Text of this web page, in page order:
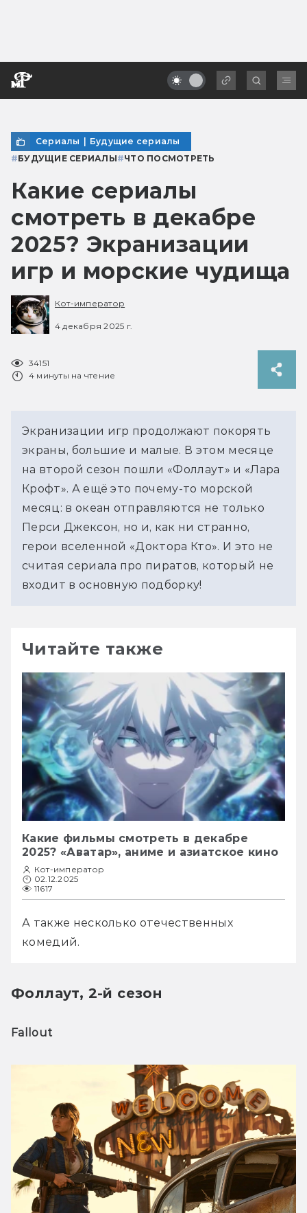
Сериалы | Будущие сериалы
#БУДУЩИЕ СЕРИАЛЫ#ЧТО ПОСМОТРЕТЬ
Какие сериалы
смотреть в декабре
2025? Экранизации
игр и морские чудища
Кот-император
4 декабря 2025 г.
34151
4 минуты на чтение
Экранизации игр продолжают покорять
экраны, большие и малые. В этом месяце
на второй сезон пошли «Фоллаут» и «Лара
Крофт». А ещё это почему-то морской
месяц: в океан отправляются не только
Перси Джексон, но и, как ни странно,
герои вселенной «Доктора Кто». И это не
считая сериала про пиратов, который не
входит в основную подборку!
Читайте также
Какие фильмы смотреть в декабре
2025? «Аватар», аниме и азиатское кино
Кот-император
02.12.2025
11617
А также несколько отечественных
комедий.
Фоллаут, 2-й сезон
Fallout